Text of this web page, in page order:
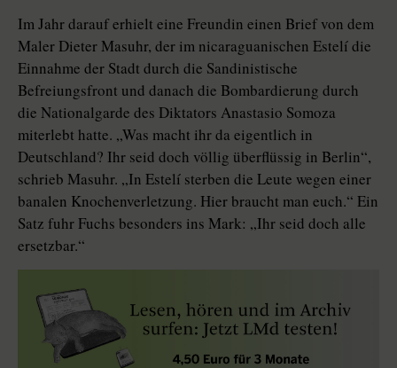
Im Jahr darauf erhielt eine Freundin einen Brief von dem
Maler Dieter Masuhr, der im nicaraguanischen Estelí die
Einnahme der Stadt durch die Sandinistische
Befreiungsfront und danach die Bombardierung durch
die Nationalgarde des Diktators Anastasio Somoza
miterlebt hatte. „Was macht ihr da eigentlich in
Deutschland? Ihr seid doch völlig überflüssig in Berlin“,
schrieb Masuhr. „In Estelí sterben die Leute wegen einer
banalen Knochenverletzung. Hier braucht man euch.“ Ein
Satz fuhr Fuchs besonders ins Mark: „Ihr seid doch alle
ersetzbar.“